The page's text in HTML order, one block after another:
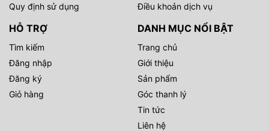
Quy định sử dụng
Điều khoản dịch vụ
HỖ TRỢ
Tìm kiếm
Đăng nhập
Đăng ký
Giỏ hàng
DANH MỤC NỔI BẬT
Trang chủ
Giới thiệu
Sản phẩm
Góc thanh lý
Tin tức
Liên hệ